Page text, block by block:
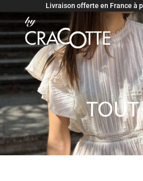
Livraison offerte en France à
TOUT